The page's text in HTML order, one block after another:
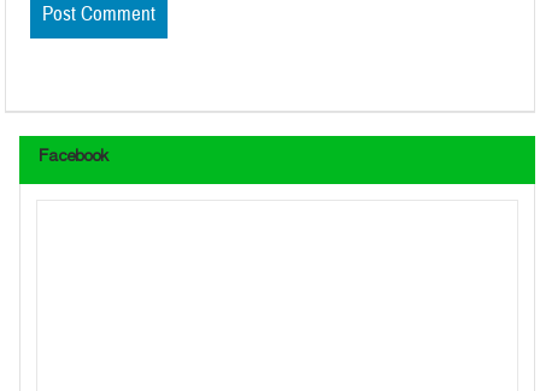
Facebook